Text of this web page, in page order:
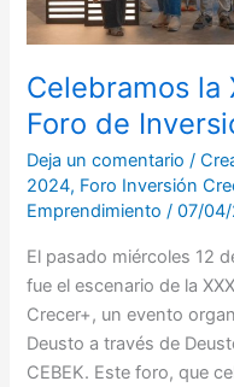
Celebramos la
Foro de
Deja un comentario /
2024, Foro Inversión
Emprendimiento/07/
El pasado miércoles 12
fue el escenario de la
Crecer+, un evento
Deusto a través de
CEBEK. Este foro, que
Crecer+